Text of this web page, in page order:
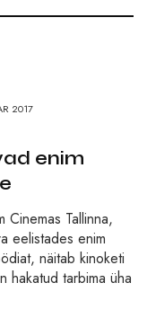
2017
enim
Cinemas Tallinna,
eelistades enim
näitab kinoketi
hakatud tarbima üha